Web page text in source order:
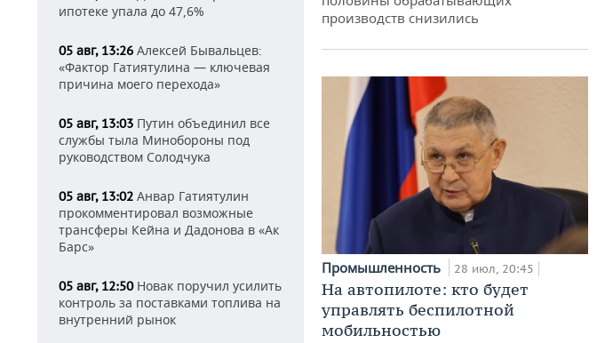
ипотеке упала до 47,6%
05 авг, 13:26 Алексей Бывальцев:
«Фактор Гатиятулина — ключевая
причина моего перехода»
05 авг, 13:03 Путин объединил все
службы тыла Минобороны под
руководством Солодчука
05 авг, 13:02 Анвар Гатиятулин
прокомментировал возможные
трансферы Кейна и Дадонова в «Ак
Барс»
05 авг, 12:50Новак поручил усилить
контроль за поставками топлива на
внутренний рынок
производств снизились
Промышленность 28 июл, 20:45
На автопилоте: кто будет
управлять беспилотной
мобильностью